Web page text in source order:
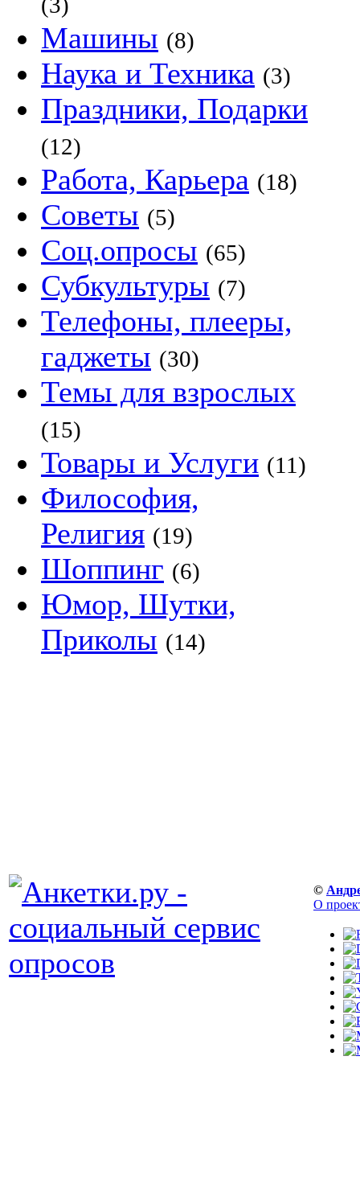
Машины (8)
Наука и Техника (3)
Праздники, Подарки
(12)
Работа, Карьера (18)
Советы (5)
Соц.опросы (65)
Субкультуры (7)
Телефоны, плееры,
гаджеты (30)
Темы для взрослых
(15)
Товары и Услуги (11)
Философия,
Религия (19)
Шоппинг (6)
Юмор, Шутки,
Приколы (14)
©
О